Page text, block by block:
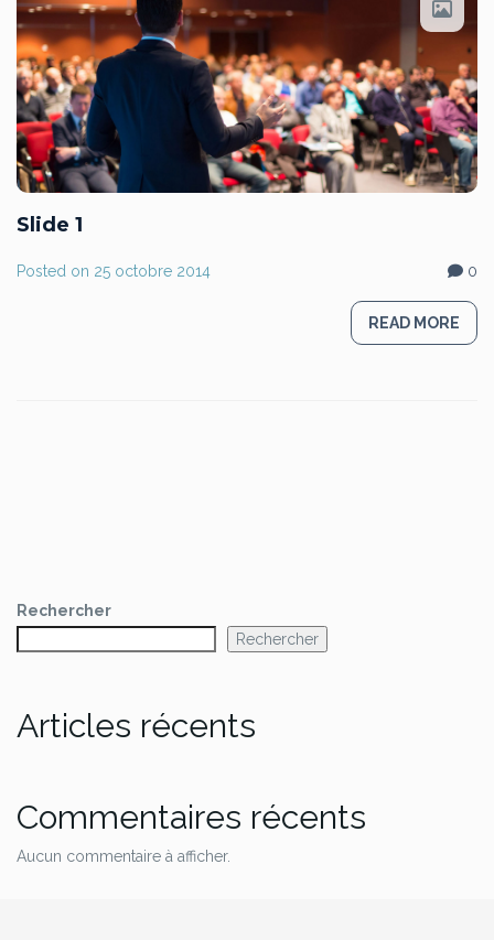
Slide 1
Posted on 25 octobre 2014 0
READ MORE
Rechercher
Rechercher
Articles récents
Commentaires récents
Aucun commentaire à afficher.